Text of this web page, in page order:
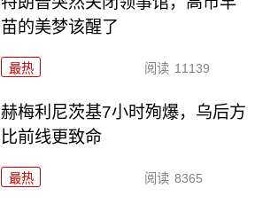
苗的美梦该醒了
最热 阅读 11139
赫梅利尼茨基7小时殉爆，乌后方
比前线更致命
最热 阅读 8365